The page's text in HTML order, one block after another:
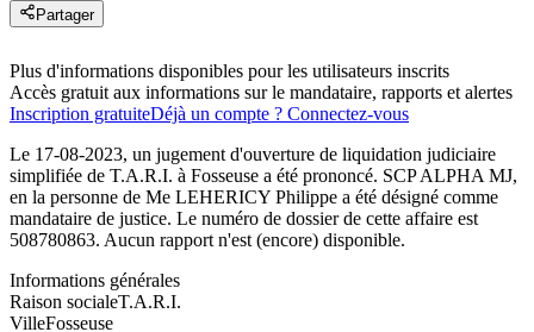
Partager
Plus d'informations disponibles pour les utilisateurs inscrits
Accès gratuit aux informations sur le mandataire, rapports et alertes
Inscription gratuiteDéjà un compte ? Connectez-vous
Le 17-08-2023, un jugement d'ouverture de liquidation judiciaire
simplifiée de T.A.R.I. à Fosseuse a été prononcé. SCP ALPHA MJ,
en la personne de Me LEHERICY Philippe a été désigné comme
mandataire de justice. Le numéro de dossier de cette affaire est
508780863. Aucun rapport n'est (encore) disponible.
Informations générales
Raison socialeT.A.R.I.
VilleFosseuse